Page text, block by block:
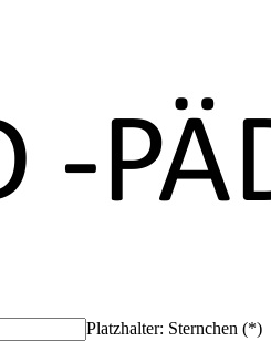
Platzhalter: Sternchen (*)